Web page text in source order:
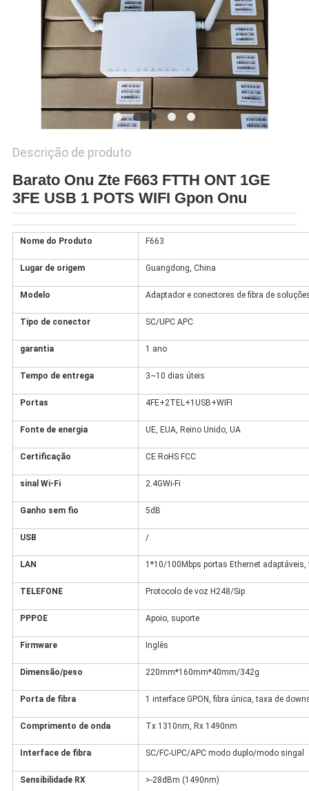
Descrição de produto
Barato Onu Zte F663 FTTH ONT 1GE
3FE USB 1 POTS WIFI Gpon Onu
Nome do Produto F663
Lugar de origem Guangdong, China
Modelo Adaptador e conectores de fibra de
Tipo de conector SC/UPC APC
garantia 1 ano
Tempo de entrega 3~10 dias úteis
Portas 4FE+2TEL+1USB+WIFI
Fonte de energia UE, EUA, Reino Unido, UA
Certificação CE RoHS FCC
sinal Wi-Fi 2.4GWi-Fi
Ganho sem fio 5dB
USB /
LAN 1*10/100Mbps portas Ethernet
TELEFONE Protocolo de voz H248/Sip
PPPOE Apoio, suporte
Firmware Inglês
Dimensão/peso 220mm*160mm*40mm/342g
Porta de fibra 1 interface GPON, fibra única, taxa de
Comprimento de onda Tx 1310nm, Rx 1490nm
Interface de fibra SC/FC-UPC/APC modo duplo/modo singal
Sensibilidade RX >-28dBm (1490nm)